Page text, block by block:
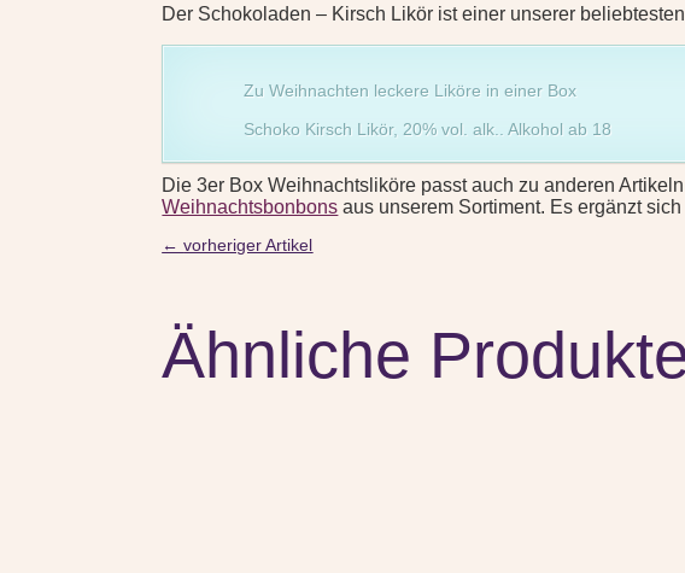
Der Schokoladen – Kirsch Likör ist einer unserer
Zu Weihnachten leckere Liköre in einer Box
Schoko Kirsch Likör, 20% vol. alk.. Alkohol ab 18
Die 3er Box Weihnachtsliköre passt auch zu anderen
Weihnachtsbonbons aus unserem Sortiment. Es ergänzt
←vorheriger Artikel
Ähnliche